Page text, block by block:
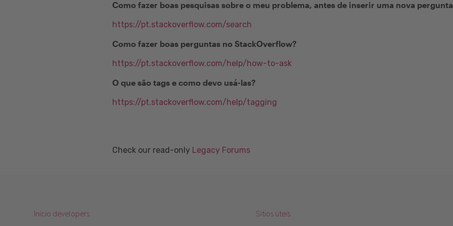
Como fazer boas pesquisas sobre o meu problema, antes de inserir uma nova
https://pt.stackoverflow.com/search
Como fazer boas perguntas no StackOverflow?
https://pt.stackoverflow.com/help/how-to-ask
O que são tags e como devo usá-las?
https://pt.stackoverflow.com/help/tagging
Check our read-only Legacy Forums
Inicio developers Sitios úteis